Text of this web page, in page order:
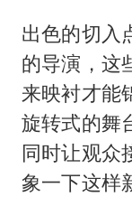
出色的切入
的导演，这
来映衬才能
旋转式的舞
同时让观众
象一下这样